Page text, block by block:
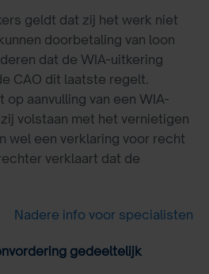
geldt dat zij het werk niet
doorbetaling van loon
dat de WIA-uitkering
CAO dit laatste regelt.
aanvulling van een WIA-
volstaan met het vernietigen
wel een verklaring voor recht
verklaart dat de
Nadere info voor specialisten
gedeeltelijk